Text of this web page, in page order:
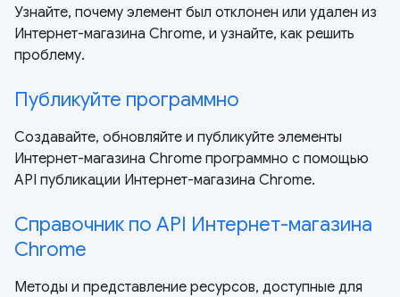
Узнайте, почему элемент был отклонен или удален из
Интернет-магазина Chrome, и узнайте, как решить
проблему.
Публикуйте программно
Создавайте, обновляйте и публикуйте элементы
Интернет-магазина Chrome программно с помощью
API публикации Интернет-магазина Chrome.
Справочник по API Интернет-магазина
Chrome
Методы и представление ресурсов, доступные для